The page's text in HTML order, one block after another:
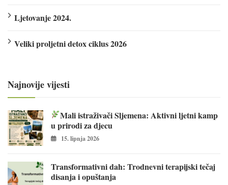
Ljetovanje 2024.
Veliki proljetni detox ciklus 2026
Najnovije vijesti
Mali istraživači Sljemena: Aktivni ljetni kamp
u prirodi za djecu
15. lipnja 2026
Transformativni dah: Trodnevni terapijski tečaj
disanja i opuštanja